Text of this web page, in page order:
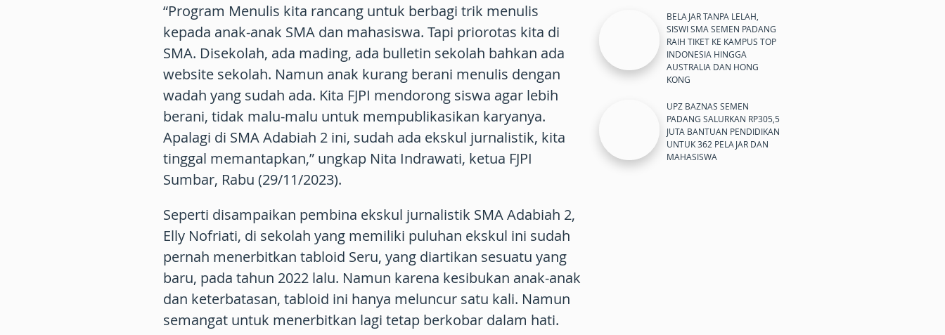
“Program Menulis kita rancang untuk berbagi trik menulis
kepada anak-anak SMA dan mahasiswa. Tapi priorotas kita di
SMA. Disekolah, ada mading, ada bulletin sekolah bahkan ada
website sekolah. Namun anak kurang berani menulis dengan
wadah yang sudah ada. Kita FJPI mendorong siswa agar lebih
berani, tidak malu-malu untuk mempublikasikan karyanya.
Apalagi di SMA Adabiah 2 ini, sudah ada ekskul jurnalistik, kita
tinggal memantapkan,” ungkap Nita Indrawati, ketua FJPI
Sumbar, Rabu (29/11/2023).
Seperti disampaikan pembina ekskul jurnalistik SMA Adabiah 2,
Elly Nofriati, di sekolah yang memiliki puluhan ekskul ini sudah
pernah menerbitkan tabloid Seru, yang diartikan sesuatu yang
baru, pada tahun 2022 lalu. Namun karena kesibukan anak-anak
dan keterbatasan, tabloid ini hanya meluncur satu kali. Namun
semangat untuk menerbitkan lagi tetap berkobar dalam hati.
BELAJAR TANPA LELAH,
SISWI SMA SEMEN PADANG
RAIH TIKET KE KAMPUS TOP
INDONESIA HINGGA
AUSTRALIA DAN HONG
KONG
UPZ BAZNAS SEMEN
PADANG SALURKAN RP305,5
JUTA BANTUAN PENDIDIKAN
UNTUK 362 PELAJAR DAN
MAHASISWA